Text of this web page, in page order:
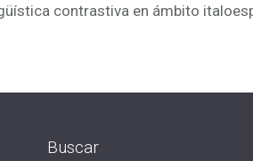
contrastiva en ámbito
Buscar